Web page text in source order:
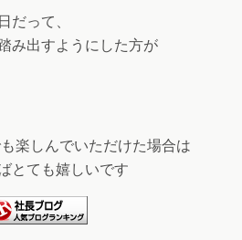
だって、
み出すようにした方が
楽しんでいただけた場合は
とても嬉しいです